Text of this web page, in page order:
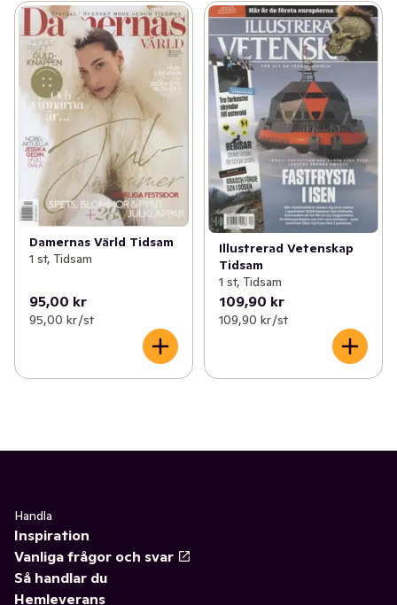
Damernas Värld Tidsam
1 st, Tidsam
95,00 kr
95,00 kr /st
Illustrerad Vetenskap
Tidsam
1 st, Tidsam
109,90 kr
109,90 kr /st
Handla
Inspiration
Vanliga frågor och svar
Så handlar du
Hemleverans